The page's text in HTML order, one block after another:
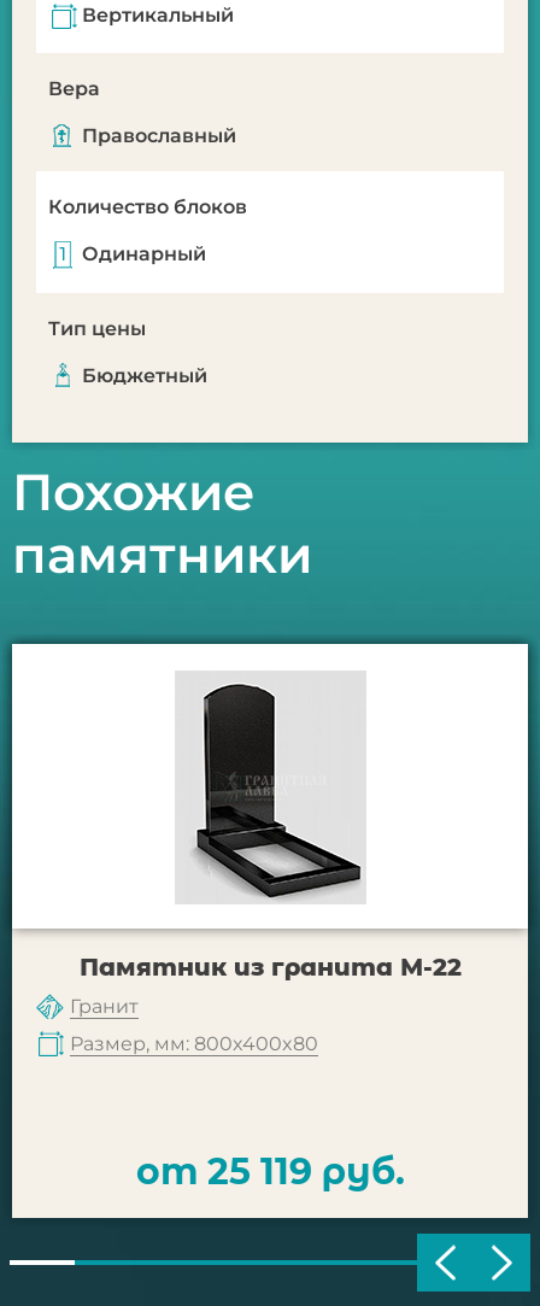
Вертикальный
Вера
Православный
Количество блоков
Одинарный
Тип цены
Бюджетный
Похожие
памятники
Памятник из гранита М-22
Гранит
Размер, мм: 800x400x80
от 25 119 руб.